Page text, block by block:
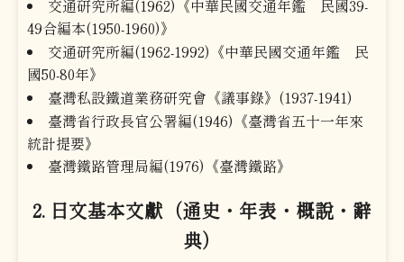
交通研究所編(1962)《中華民國交通年鑑 民國39-
49合編本(1950-1960)》
交通研究所編(1962-1992)《中華民國交通年鑑 民
國50-80年》
臺灣私設鐵道業務研究會《議事錄》(1937-1941)
臺灣省行政長官公署編(1946)《臺灣省五十一年來
統計提要》
臺灣鐵路管理局編(1976)《臺灣鐵路》
2. 日文基本文獻（通史・年表・概說・辭
典）